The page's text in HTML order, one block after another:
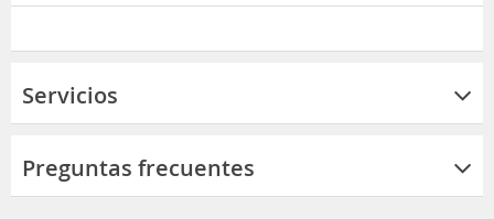
Servicios
Preguntas frecuentes